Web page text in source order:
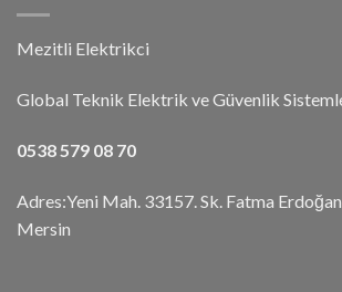
Mezitli Elektrikci
Global Teknik Elektrik ve Güvenlik
0538 579 08 70
Adres:Yeni Mah. 33157. Sk. Fatma
Mersin